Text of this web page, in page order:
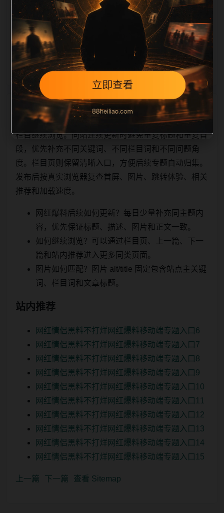
充三类信息：入口是否稳定、同栏目还有哪些可继续阅
读、移动端打开时图片和摘要是否一致。每次新增内容
后同步检查标题、description、canonical、主题图、
alt、title和推荐链接，确保页面既能被搜索引擎理解，
也能让真实用户顺着
相关问题与推荐
栏目继续浏览。同站连续更新时避免重复标题和重复首
段，优先补充不同关键词、不同栏目词和不同问题角
度。栏目页则保留清晰入口，方便后续专题自动归集。
发布后按真实浏览器复查首屏、图片、跳转体验、相关
推荐和加载速度。
网红爆料后续如何更新？每日少量补充同主题内
容，优先保证标题、描述、图片和正文一致。
如何继续浏览？可以通过栏目页、上一篇、下一
篇和站内推荐进入更多同类页面。
图片如何匹配？图片 alt/title 固定包含站点主关键
词、栏目词和文章标题。
站内推荐
网红情侣黑料不打烊网红爆料移动端专题入口6
网红情侣黑料不打烊网红爆料移动端专题入口7
网红情侣黑料不打烊网红爆料移动端专题入口8
网红情侣黑料不打烊网红爆料移动端专题入口9
网红情侣黑料不打烊网红爆料移动端专题入口10
网红情侣黑料不打烊网红爆料移动端专题入口11
网红情侣黑料不打烊网红爆料移动端专题入口12
网红情侣黑料不打烊网红爆料移动端专题入口13
网红情侣黑料不打烊网红爆料移动端专题入口14
网红情侣黑料不打烊网红爆料移动端专题入口15
上一篇 下一篇 查看 Sitemap